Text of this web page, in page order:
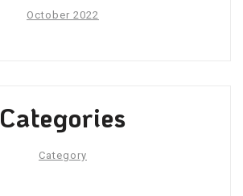
October 2022
Categories
Category